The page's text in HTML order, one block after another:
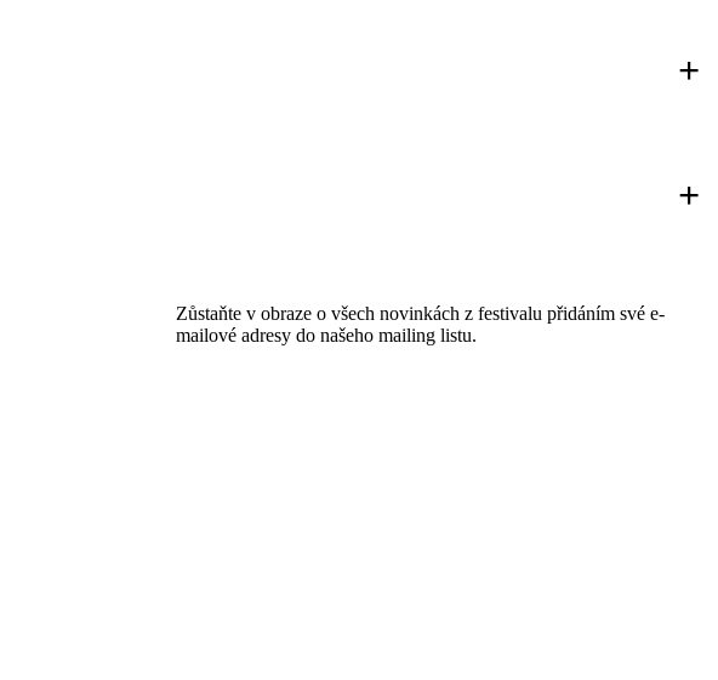
+
+
Zůstaňte v obraze o všech novinkách z festivalu přidáním své e-
mailové adresy do našeho mailing listu.